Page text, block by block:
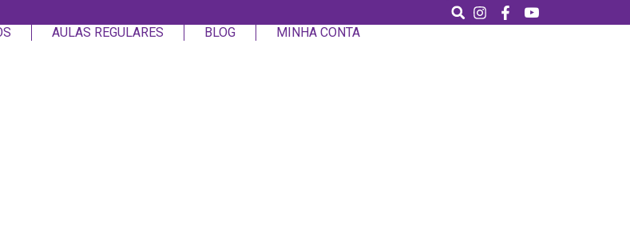
AULAS REGULARES BLOG MINHA CONTA